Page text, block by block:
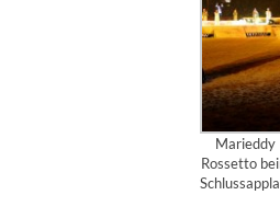
Marieddy
Rossetto